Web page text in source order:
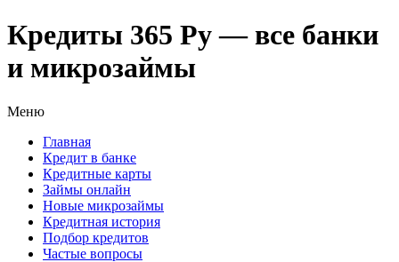
Кредиты 365 Ру — все банки
и микрозаймы
Меню
Главная
Кредит в банке
Кредитные карты
Займы онлайн
Новые микрозаймы
Кредитная история
Подбор кредитов
Частые вопросы